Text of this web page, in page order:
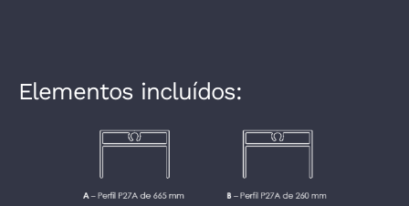
Elementos incluídos: